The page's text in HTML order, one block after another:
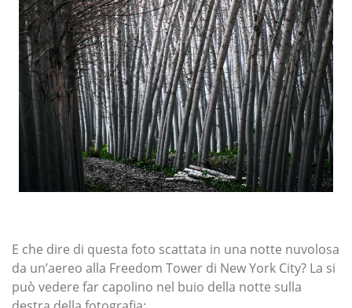
E che dire di questa foto scattata in una notte nuvolosa
da un’aereo alla Freedom Tower di New York City? La si
può vedere far capolino nel buio della notte sulla